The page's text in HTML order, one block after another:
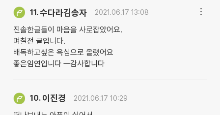
11.수다라김송자 2021.06.17 13:08
진솔한글들이 마음을 사로잡았어요.
며칠전 글입니다.
배독하고싶은 욕심으로 올렸어요
좋은임연입니다 ㅡ감사합니다
10. 이진경 2021.06.17 10:29